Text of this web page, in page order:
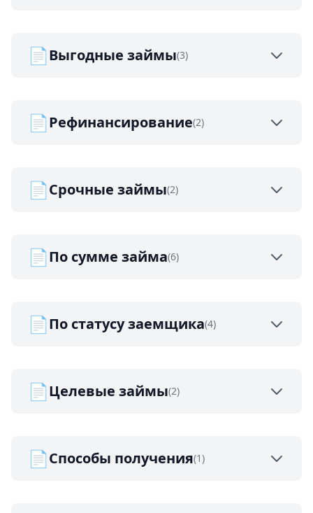
📄Выгодные займы(3)
📄Рефинансирование(2)
📄Срочные займы(2)
📄По сумме займа(6)
📄По статусу заемщика(4)
📄Целевые займы(2)
📄Способы получения(1)